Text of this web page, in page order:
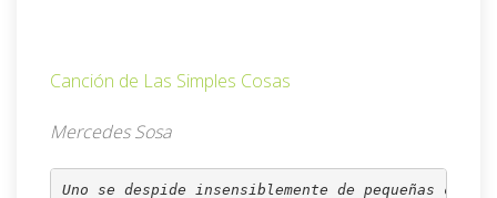
Canción de Las Simples Cosas
Mercedes Sosa
Uno se despide insensiblemente de pequeñas cosas